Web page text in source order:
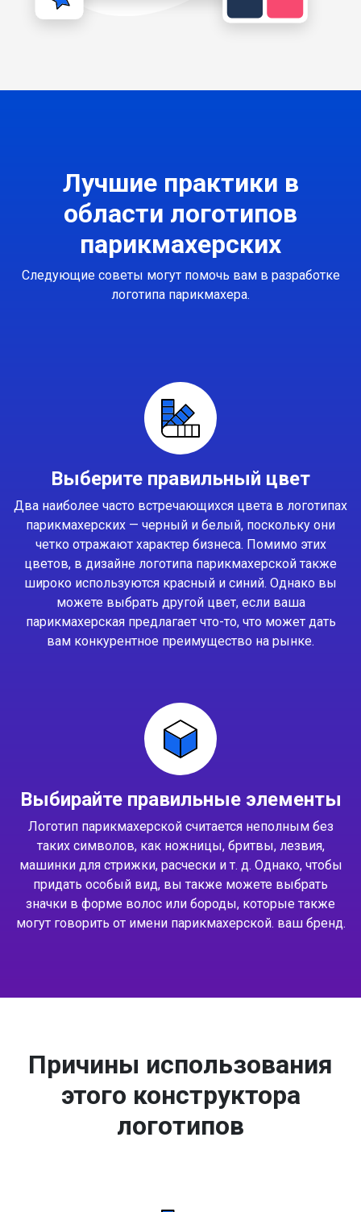
Лучшие практики в
области логотипов
парикмахерских
Следующие советы могут помочь вам в разработке
логотипа парикмахера.
Выберите правильный цвет
Два наиболее часто встречающихся цвета в логотипах
парикмахерских — черный и белый, поскольку они
четко отражают характер бизнеса. Помимо этих
цветов, в дизайне логотипа парикмахерской также
широко используются красный и синий. Однако вы
можете выбрать другой цвет, если ваша
парикмахерская предлагает что-то, что может дать
вам конкурентное преимущество на рынке.
Выбирайте правильные элементы
Логотип парикмахерской считается неполным без
таких символов, как ножницы, бритвы, лезвия,
машинки для стрижки, расчески и т. д. Однако, чтобы
придать особый вид, вы также можете выбрать
значки в форме волос или бороды, которые также
могут говорить от имени парикмахерской. ваш бренд.
Причины использования
этого конструктора
логотипов